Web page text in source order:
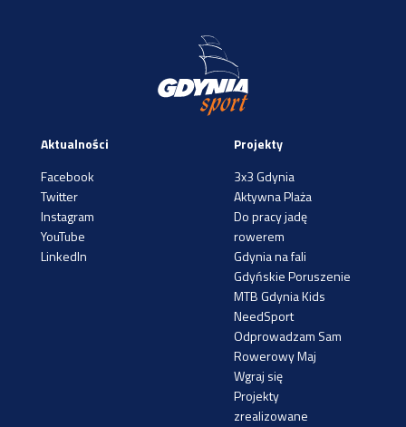
Aktualności
Facebook
Twitter
Instagram
YouTube
LinkedIn
Projekty
3x3 Gdynia
Aktywna Plaża
Do pracy jadę
rowerem
Gdynia na fali
Gdyńskie Poruszenie
MTB Gdynia Kids
NeedSport
Odprowadzam Sam
Rowerowy Maj
Wgraj się
Projekty
zrealizowane